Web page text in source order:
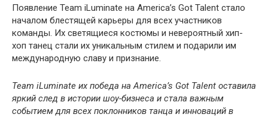
Появление Team iLuminate на America’s Got Talent стало
началом блестящей карьеры для всех участников
команды. Их светящиеся костюмы и невероятный хип-
хоп танец стали их уникальным стилем и подарили им
международную славу и признание.
Team iLuminate их победа на America’s Got Talent оставила
яркий след в истории шоу-бизнеса и стала важным
событием для всех поклонников танца и инноваций в